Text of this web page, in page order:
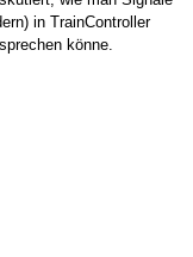
in TrainController
könne.